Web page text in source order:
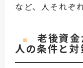
など、人それぞ
■老後資
人の条件と対